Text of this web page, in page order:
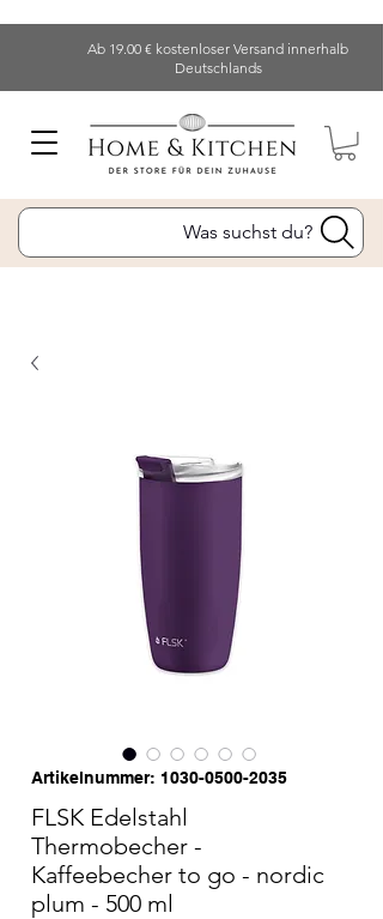
Ab 19.00 € kostenloser Versand innerhalb
Deutschlands
Was suchst du?
Artikelnummer: 1030-0500-2035
FLSK Edelstahl
Thermobecher -
Kaffeebecher to go - nordic
plum - 500 ml